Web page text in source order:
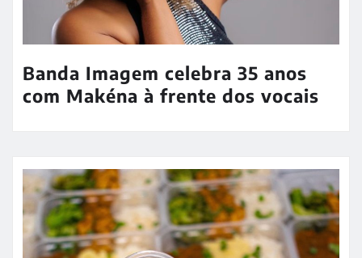
Banda Imagem celebra 35 anos
com Makéna à frente dos vocais